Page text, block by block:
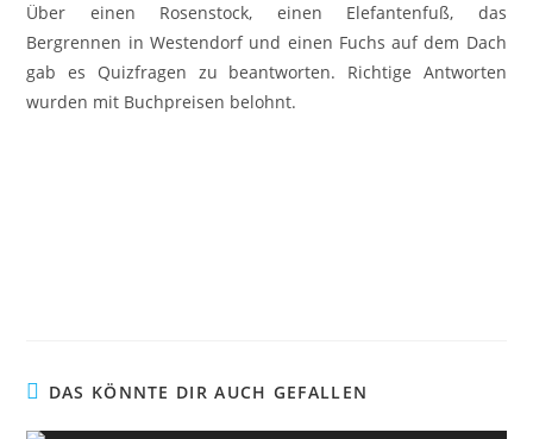
Über einen Rosenstock, einen Elefantenfuß, das
Bergrennen in Westendorf und einen Fuchs auf dem Dach
gab es Quizfragen zu beantworten. Richtige Antworten
wurden mit Buchpreisen belohnt.
DAS KÖNNTE DIR AUCH GEFALLEN